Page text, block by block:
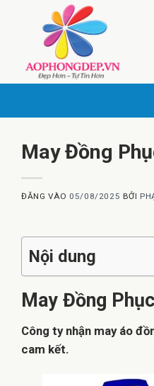
May Đồng
ĐĂNG VÀO 05/08/2025 BỞI
Nội dung
May Đồng
Công ty nhận may áo
cam kết.